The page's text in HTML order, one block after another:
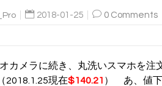
2018-01-25 0 Comments
カメラに続き、丸洗いスマホを
（2018.1.25現在$140.21 ） あ、値下